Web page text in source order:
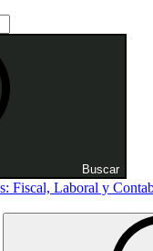
Buscar